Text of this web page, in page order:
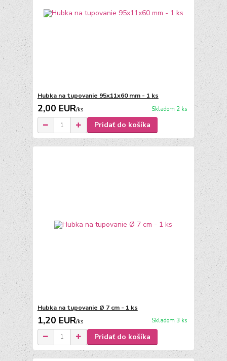
Hubka na tupovanie 95x11x60 mm - 1 ks
2,00 EUR/ks Skladom 2 ks
Pridať do košíka
Hubka na tupovanie Ø 7 cm - 1 ks
1,20 EUR/ks Skladom 3 ks
Pridať do košíka